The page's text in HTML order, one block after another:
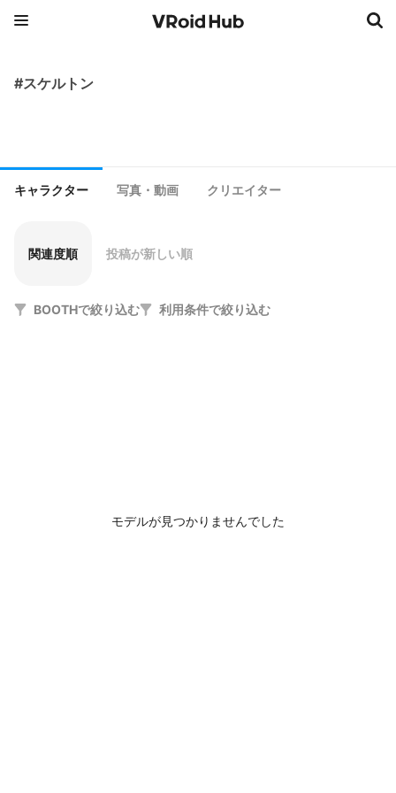
#スケルトン
キャラクター 写真・動画 クリエイター
関連度順 投稿が新しい順
BOOTHで絞り込む 利用条件で絞り込む
モデルが見つかりませんでした